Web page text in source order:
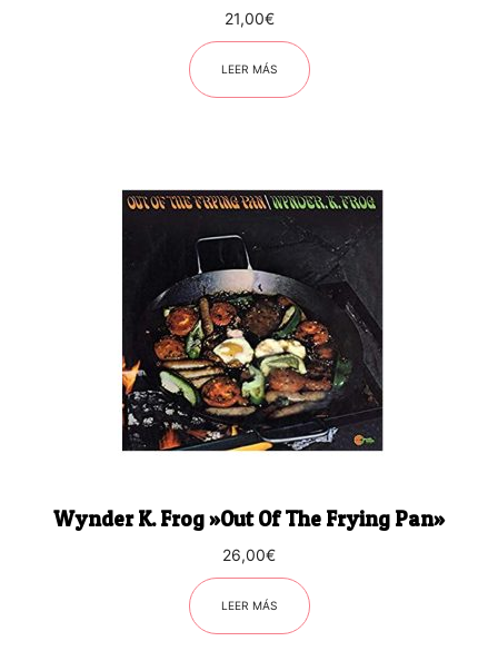
21,00€
LEER MÁS
Wynder K. Frog ‎»Out Of The Frying Pan»
26,00€
LEER MÁS